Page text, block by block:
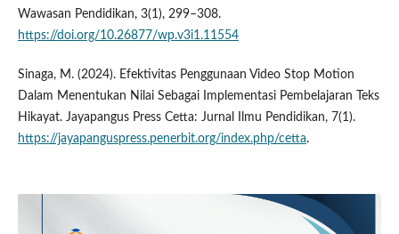
Wawasan Pendidikan, 3(1), 299–308.
https://doi.org/10.26877/wp.v3i1.11554
Sinaga, M. (2024). Efektivitas Penggunaan Video Stop Motion
Dalam Menentukan Nilai Sebagai Implementasi Pembelajaran Teks
Hikayat. Jayapangus Press Cetta: Jurnal Ilmu Pendidikan, 7(1).
https://jayapanguspress.penerbit.org/index.php/cetta.